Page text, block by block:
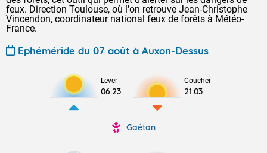
feux. Direction Toulouse, où l'on retrouve Jean-Christophe
Vincendon, coordinateur national feux de forêts à Météo-
France.
Ephéméride du 07 août à Auxon-Dessus
Lever
06:23
Coucher
21:03
Gaétan